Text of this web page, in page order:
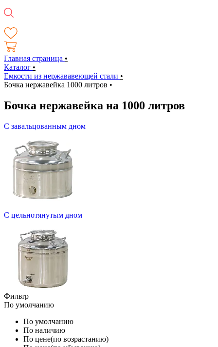
Главная страница •
Каталог •
Емкости из нержававеющей стали •
Бочка нержавейка 1000 литров •
Бочка нержавейка на 1000 литров
С завальцованным дном
С цельнотянутым дном
Фильтр
По умолчанию
По умолчанию
По наличию
По цене(по возрастанию)